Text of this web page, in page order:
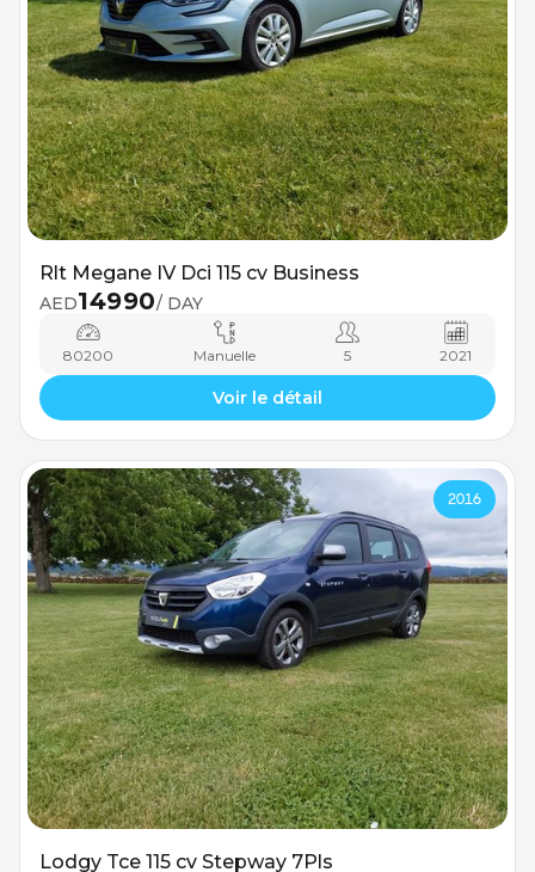
Rlt Megane IV Dci 115 cv Business
AED14990/ DAY
80200 Manuelle 5 2021
Voir le détail
2016
Lodgy Tce 115 cv Stepway 7Pls